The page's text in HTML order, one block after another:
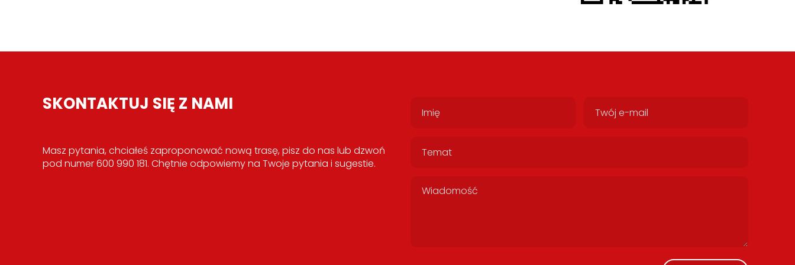
SKONTAKTUJ SIĘ Z NAMI
Masz pytania, chciałeś zaproponować nową trasę, pisz do nas lub dzwoń
pod numer 600 990 181. Chętnie odpowiemy na Twoje pytania i sugestie.